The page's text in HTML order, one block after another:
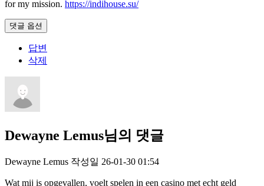
for my mission. https://indihouse.su/
댓글 옵션
답변
삭제
Dewayne Lemus님의 댓글
Dewayne Lemus 작성일 26-01-30 01:54
Wat mij is opgevallen, voelt spelen in een casino met echt geld